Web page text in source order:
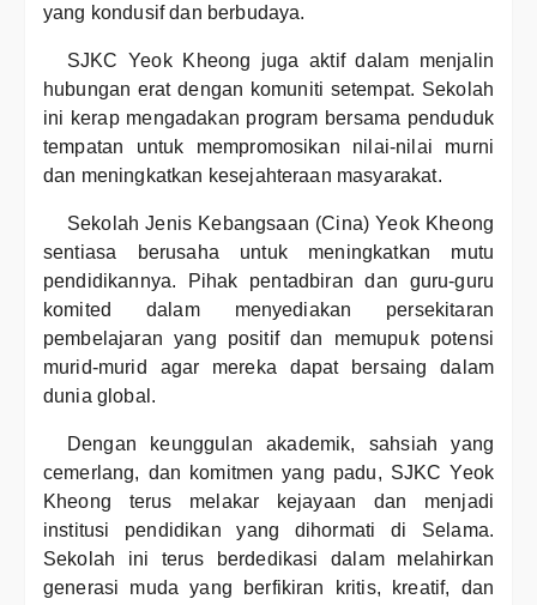
yang kondusif dan berbudaya.
SJKC Yeok Kheong juga aktif dalam menjalin
hubungan erat dengan komuniti setempat. Sekolah
ini kerap mengadakan program bersama penduduk
tempatan untuk mempromosikan nilai-nilai murni
dan meningkatkan kesejahteraan masyarakat.
Sekolah Jenis Kebangsaan (Cina) Yeok Kheong
sentiasa berusaha untuk meningkatkan mutu
pendidikannya. Pihak pentadbiran dan guru-guru
komited dalam menyediakan persekitaran
pembelajaran yang positif dan memupuk potensi
murid-murid agar mereka dapat bersaing dalam
dunia global.
Dengan keunggulan akademik, sahsiah yang
cemerlang, dan komitmen yang padu, SJKC Yeok
Kheong terus melakar kejayaan dan menjadi
institusi pendidikan yang dihormati di Selama.
Sekolah ini terus berdedikasi dalam melahirkan
generasi muda yang berfikiran kritis, kreatif, dan